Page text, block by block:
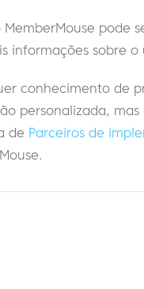
MemberMouse pode
informações sobre o
conhecimento de
personalizada,
de Parceiros de